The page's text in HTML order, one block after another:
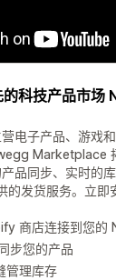
科技产品市场
电子产品、游戏
Marketplace
品同步、实时的
的发货服务。立即
商店连接到您的
步您的产品
管理库存